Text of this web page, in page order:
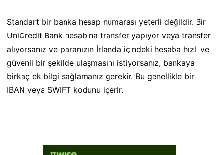
Standart bir banka hesap numarası yeterli değildir. Bir
UniCredit Bank hesabına transfer yapıyor veya transfer
alıyorsanız ve paranızın İrlanda içindeki hesaba hızlı ve
güvenli bir şekilde ulaşmasını istiyorsanız, bankaya
birkaç ek bilgi sağlamanız gerekir. Bu genellikle bir
IBAN veya SWIFT kodunu içerir.